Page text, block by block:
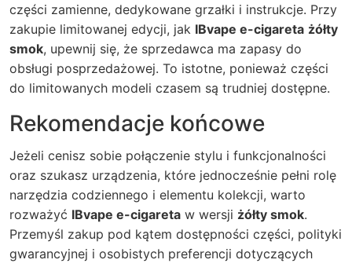
części zamienne, dedykowane grzałki i instrukcje. Przy
zakupie limitowanej edycji, jak IBvape e-cigareta żółty
smok, upewnij się, że sprzedawca ma zapasy do
obsługi posprzedażowej. To istotne, ponieważ części
do limitowanych modeli czasem są trudniej dostępne.
Rekomendacje końcowe
Jeżeli cenisz sobie połączenie stylu i funkcjonalności
oraz szukasz urządzenia, które jednocześnie pełni rolę
narzędzia codziennego i elementu kolekcji, warto
rozważyć IBvape e-cigareta w wersji żółty smok.
Przemyśl zakup pod kątem dostępności części, polityki
gwarancyjnej i osobistych preferencji dotyczących